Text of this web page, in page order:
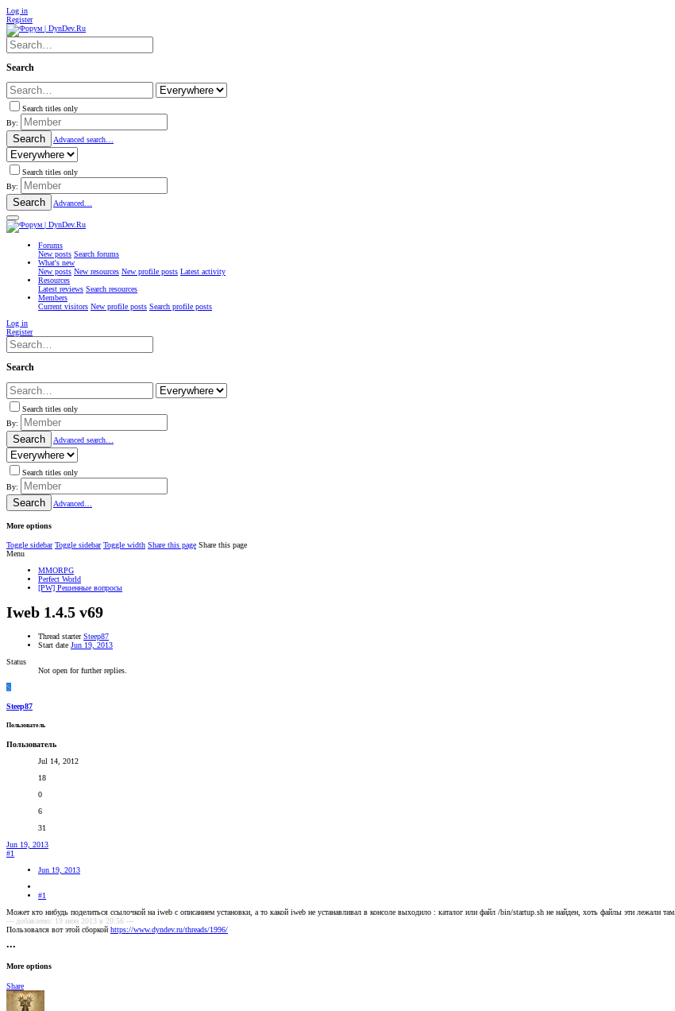
Log in
Register
Search
Search titles only
By:
Search Advanced search…
Search titles only
By:
Search Advanced…
Forums
New posts Search forums
What's new
New posts New resources New profile posts Latest activity
Resources
Latest reviews Search resources
Members
Current visitors New profile posts Search profile posts
Log in
Register
Search
Search titles only
By:
Search Advanced search…
Search titles only
By:
Search Advanced…
More options
Toggle sidebar Toggle sidebar Toggle width Share this page Share this page
Menu
MMORPG
Perfect World
[PW] Решенные вопросы
Iweb 1.4.5 v69
Thread starter Steep87
Start date Jun 19, 2013
Status
Not open for further replies.
S
Steep87
Пользователь
Пользователь
Jul 14, 2012
18
0
6
31
Jun 19, 2013
#1
Jun 19, 2013
#1
Может кто нибудь поделиться ссылочкой на iweb с описанием установки, а то какой iweb не устанавливал в консоле выходило : каталог или файл /bin/startup.sh не найден, хоть файлы эти лежали там.
--- добавлено: 19 июн 2013 в 20:56 ---
Пользовался вот этой сборкой https://www.dyndev.ru/threads/1996/
•••
More options
Share